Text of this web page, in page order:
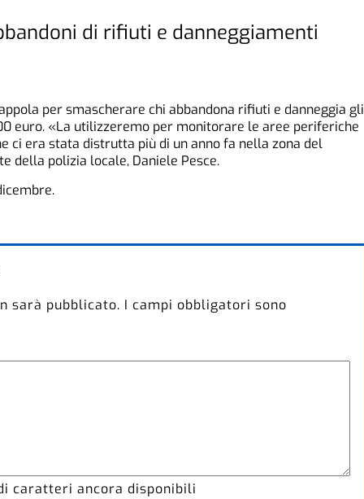
di rifiuti e danneggiamenti
per smascherare chi abbandona rifiuti e danneggia gli
euro. «La utilizzeremo per monitorare le aree periferiche
ci era stata distrutta più di un anno fa nella zona del
della polizia locale, Daniele Pesce.
sarà pubblicato. I campi obbligatori sono
caratteri ancora disponibili